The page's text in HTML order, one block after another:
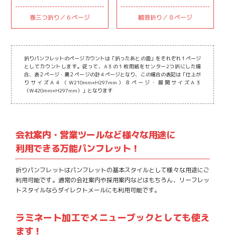
巻三つ折り／６ページ 観音折り／８ページ
折りパンフレットのページカウントは「折ったあとの面」をそれぞれ１ページ
としてカウントします。従って、A３の１枚用紙をセンター2つ折にした場
合、表２ページ・裏２ページの計４ページとなり、この場合の表記は「仕上が
りサイズA４（W210mm×H297mm）８ページ・展開サイズA３
（W420mm×H297mm）」となります
会社案内・営業ツールなど様々な用途に
利用できる万能パンフレット！
折りパンフレットはパンフレットの基本スタイルとして様々な用途にご
利用可能です。通常の会社案内や採用案内などはもちろん、リーフレッ
トスタイルならダイレクトメールにも利用可能です。
ラミネート加工でメニューブックとしても使え
ます！